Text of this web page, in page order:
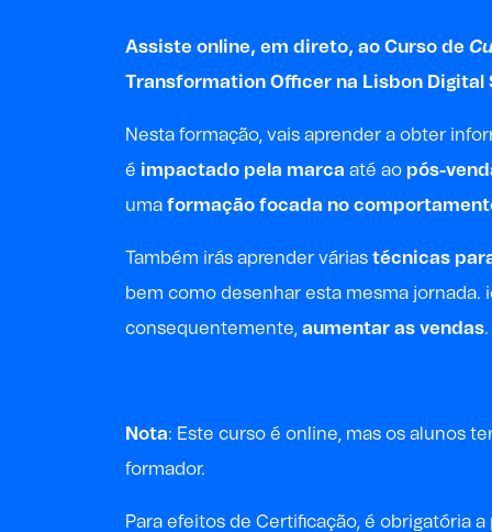
Assiste online, em direto, ao Curso de
Transformation Officer na Lisbon Digital
Nesta formação, vais aprender a obter
é impactado pela marca até ao pós-
uma formação focada no
Também irás aprender várias técnicas
bem como desenhar esta mesma jornada.
consequentemente, aumentar as vendas.
Nota: Este curso é online, mas os alunos
formador.
Para efeitos de Certificação, é obrigatória